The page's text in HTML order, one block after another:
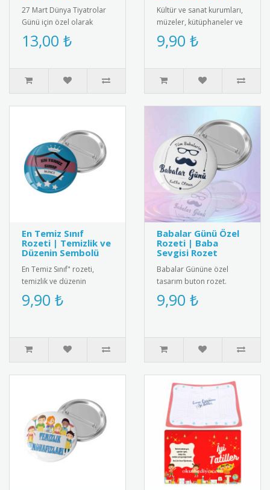
27 Mart Dünya Tiyatrolar
Günü için özel olarak
tasarlanmış anı magneti.
Tiyatro maskeleri ve sahne
13,00 ₺
Kültür ve sanat kurumları,
müzeler, kütüphaneler ve
kültürel miras gönüllüleri
için özel olarak tasa..
9,90 ₺
En Temiz Sınıf
Rozeti | Temizlik ve
Düzenin Sembolü
En Temiz Sınıf" rozeti,
temizlik ve düzenin
önemini vurgulayan şık bir
tasarım. Öğrenciler ve
9,90 ₺
Babalar Günü Özel
Rozeti | Baba
Sevgisi Rozet
Babalar Gününe özel
tasarım buton rozet.
Babaların gururla
takabileceği, kaliteli
9,90 ₺